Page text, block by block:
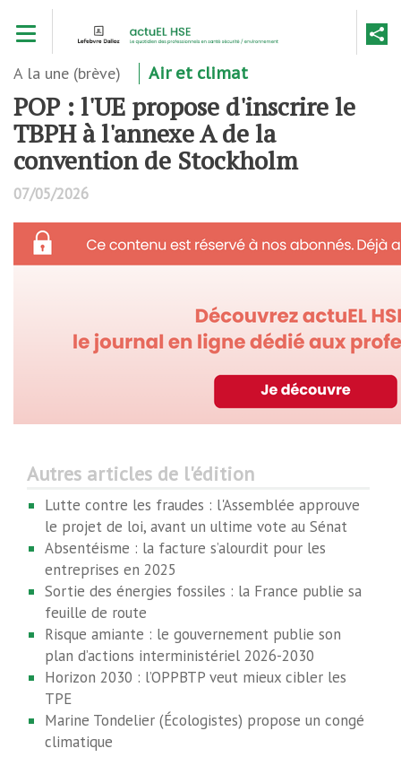
contenu
A la une (brève) Air et climat
POP : l'UE propose d'inscrire le
TBPH à l'annexe A de la
convention de Stockholm
07/05/2026
Autres articles de l'édition
Lutte contre les fraudes : l'Assemblée approuve
le projet de loi, avant un ultime vote au Sénat
Absentéisme : la facture s’alourdit pour les
entreprises en 2025
Sortie des énergies fossiles : la France publie sa
feuille de route
Risque amiante : le gouvernement publie son
plan d’actions interministériel 2026-2030
Horizon 2030 : l’OPPBTP veut mieux cibler les
TPE
Marine Tondelier (Écologistes) propose un congé
climatique